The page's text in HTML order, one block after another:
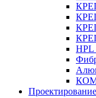
Проектирование